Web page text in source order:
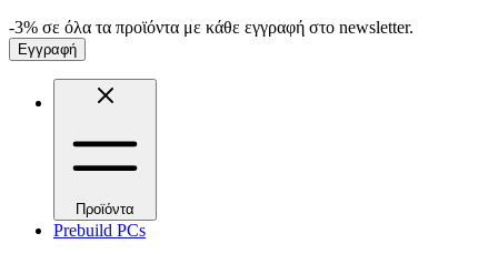
-3% σε όλα τα προϊόντα με κάθε εγγραφή στο newsletter.
Εγγραφή
Προϊόντα
Prebuild PCs